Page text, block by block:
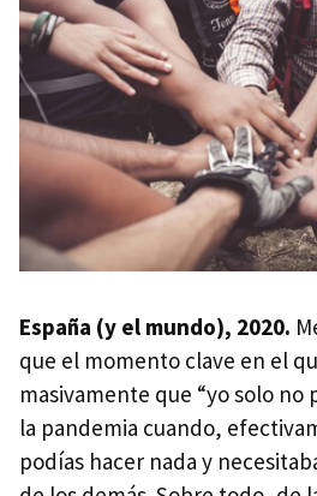
España (y el mundo), 2020.
que el momento clave en el
masivamente que “yo solo no
la pandemia cuando,
podías hacer nada y